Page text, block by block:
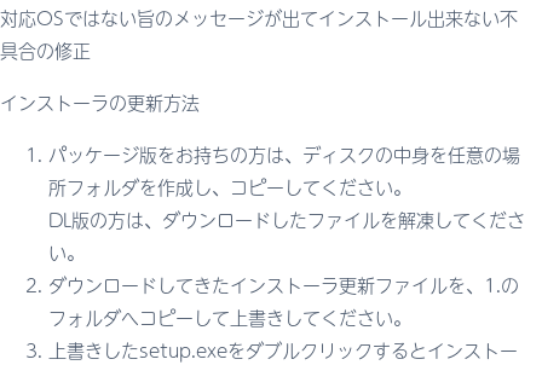
対応OSではない旨のメッセージが出てインストール出来ない不
具合の修正
インストーラの更新方法
パッケージ版をお持ちの方は、ディスクの中身を任意の場
所フォルダを作成し、コピーしてください。
DL版の方は、ダウンロードしたファイルを解凍してくださ
い。
ダウンロードしてきたインストーラ更新ファイルを、1.の
フォルダへコピーして上書きしてください。
上書きしたsetup.exeをダブルクリックするとインストー